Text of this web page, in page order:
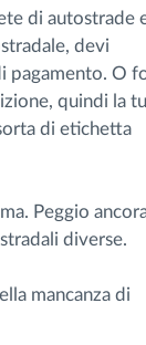
di autostrade
devi
pagamento. O
quindi la
di etichetta
Peggio
diverse.
mancanza di